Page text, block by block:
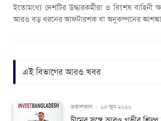
ইতোমধ্যে দেশটির উদ্ধারকর্মীরা ও বিশেষ
আরও বড় ধরনের আফটারশক বা অনুকম্পনের আশঙ্কায়
এই বিভাগের আরও খবর
প্রকাশকাল - ২৫ জুন ২০২৬